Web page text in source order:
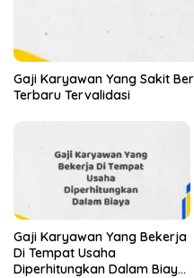
Gaji Karyawan Yang Sakit
Terbaru Tervalidasi
Gaji Karyawan Yang Bekerja
Di Tempat Usaha
Diperhitungkan Dalam Biaya